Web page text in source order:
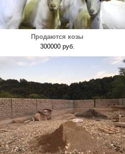
Продаются козы
300000 руб.